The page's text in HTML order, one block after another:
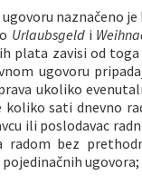
naznačeno
Urlaubsgeldi
plata zavisi od
ugovoru
ukoliko
koliko sati dnevno
ili poslodavac
radom bez
ugovora;